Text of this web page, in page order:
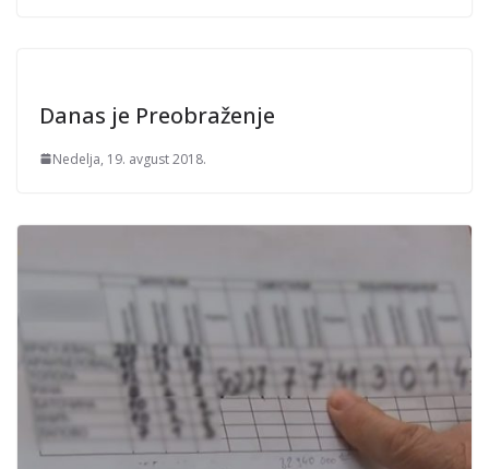
Danas je Preobraženje
Nedelja, 19. avgust 2018.